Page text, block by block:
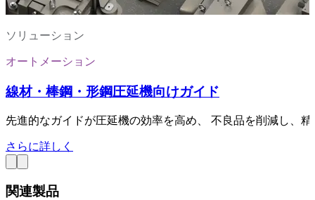
ソリューション
オートメーション
線材・棒鋼・形鋼圧延機向けガイド
先進的なガイドが圧延機の効率を高め、 不良品を削減し、
さらに詳しく
関連製品